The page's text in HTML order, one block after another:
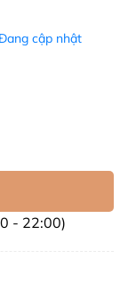
cập nhật
- 22:00)